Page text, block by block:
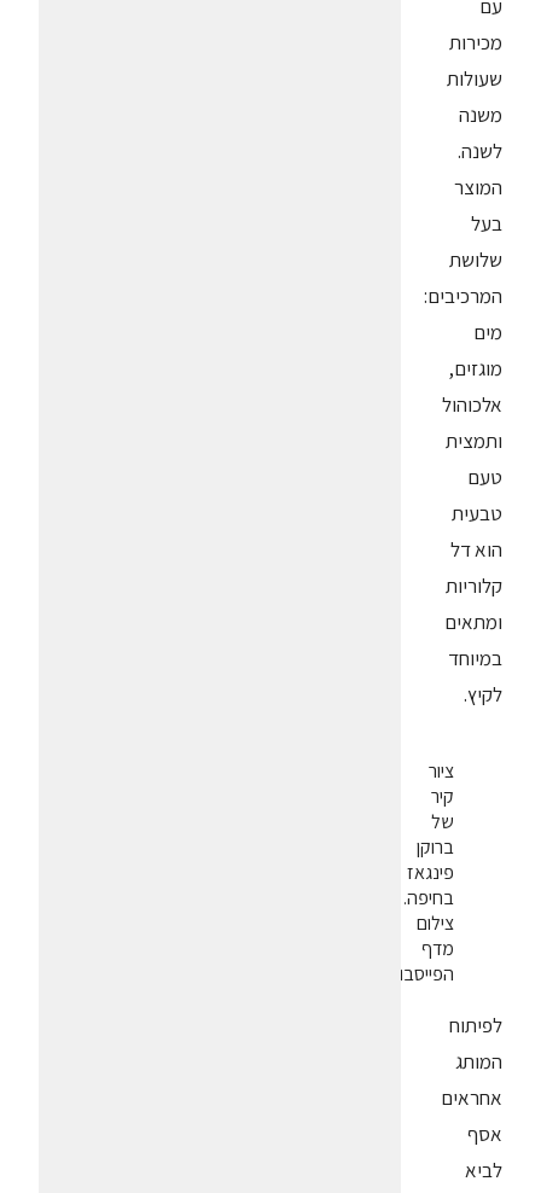
עם
מכירות
שעולות
משנה
לשנה.
המוצר
בעל
שלושת
המרכיבים:
מים
מוגזים,
אלכוהול
ותמצית
טעם
טבעית
הוא דל
קלוריות
ומתאים
במיוחד
לקיץ.
ציור
קיר
של
ברוקן
פינגאז
בחיפה.
צילום
מדף
הפייסבוק
לפיתוח
המותג
אחראים
אסף
לביא